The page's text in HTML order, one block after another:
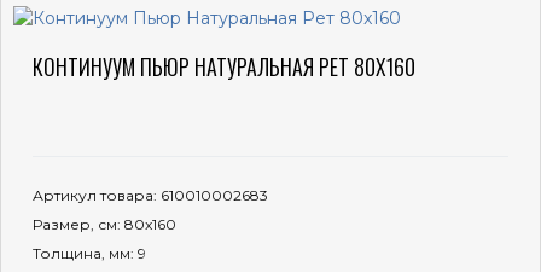
КОНТИНУУМ ПЬЮР НАТУРАЛЬНАЯ РЕТ 80X160
Артикул товара: 610010002683
Размер, см: 80x160
Толщина, мм: 9